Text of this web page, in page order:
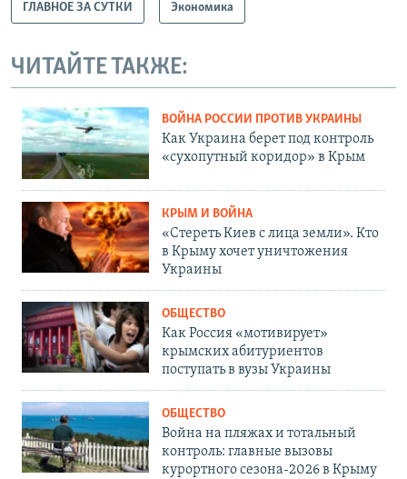
ГЛАВНОЕ ЗА СУТКИ Экономика
ЧИТАЙТЕ ТАКЖЕ:
ВОЙНА РОССИИ ПРОТИВ УКРАИНЫ
Как Украина берет под контроль
«сухопутный коридор» в Крым
КРЫМ И ВОЙНА
«Стереть Киев с лица земли». Кто
в Крыму хочет уничтожения
Украины
ОБЩЕСТВО
Как Россия «мотивирует»
крымских абитуриентов
поступать в вузы Украины
ОБЩЕСТВО
Война на пляжах и тотальный
контроль: главные вызовы
курортного сезона-2026 в Крыму